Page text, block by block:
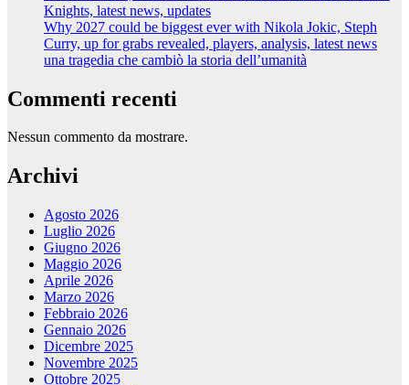
Knights, latest news, updates
Why 2027 could be biggest ever with Nikola Jokic, Steph
Curry, up for grabs revealed, players, analysis, latest news
una tragedia che cambiò la storia dell’umanità
Commenti recenti
Nessun commento da mostrare.
Archivi
Agosto 2026
Luglio 2026
Giugno 2026
Maggio 2026
Aprile 2026
Marzo 2026
Febbraio 2026
Gennaio 2026
Dicembre 2025
Novembre 2025
Ottobre 2025